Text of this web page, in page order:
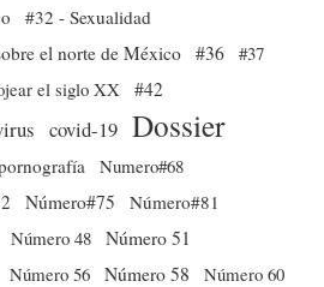
#32 - Sexualidad
el norte de México #36 #37
el siglo XX #42
covid-19 Dossier
Numero#68
Número#75
Número#81
Número 48 Número 51
Número 56 Número 58
Número 60